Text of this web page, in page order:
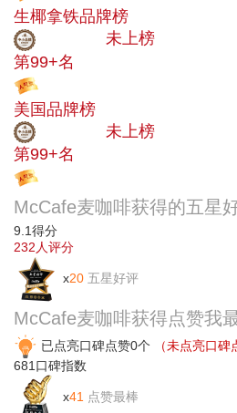
生椰拿铁品牌榜
未上榜
第99+名
美国品牌榜
未上榜
第99+名
McCafe麦咖啡获得的五星
9.1得分
232 人评分
x20 五星好评
McCafe麦咖啡获得点赞我
已点亮口碑点赞0个
（未点亮口碑
681 口碑指数
x41 点赞最棒